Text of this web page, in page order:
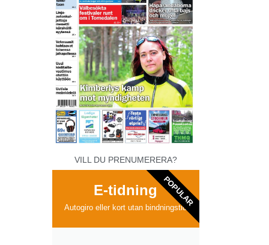
VILL DU PRENUMERERA?
E-tidning
Autogiro eller kort utan bindningstid
POPULAR